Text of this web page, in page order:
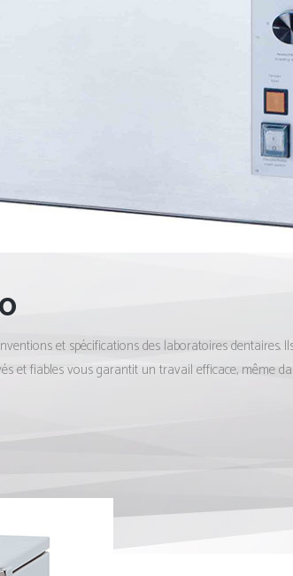
et spécifications des laboratoires dentaires.
et fiables vous garantit un travail efficace, même